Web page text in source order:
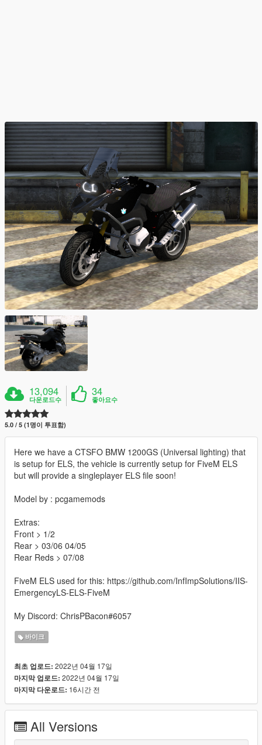
13,094
다운로드수
34
좋아요수
5.0 / 5 (1명이 투표함)
Here we have a CTSFO BMW 1200GS (Universal lighting) that
is setup for ELS, the vehicle is currently setup for FiveM ELS
but will provide a singleplayer ELS file soon!
Model by : pcgamemods
Extras:
Front > 1/2
Rear > 03/06 04/05
Rear Reds > 07/08
FiveM ELS used for this: https://github.com/InfImpSolutions/IIS-
EmergencyLS-ELS-FiveM
My Discord: ChrisPBacon#6057
바이크
최초 업로드: 2022년 04월 17일
마지막 업로드: 2022년 04월 17일
마지막 다운로드: 16시간 전
All Versions